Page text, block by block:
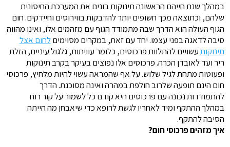
במהלך שנת חייהם הראשונה תינוקות בונים את המערכת החיסונית
שלהם, וכתוצאה מכך חשופים יותר להדבקות בווירוסים וחיידקים. חום
הגוף העולה הוא הדרך שבה מתמודד הגוף עם מזהמים אלו, ואינו מהווה
סיבה לדאגה בפני עצמו. יחד עם זאת, במקרים מסוימיםלחום אצל
תינוקותעשויים להתלוות פרכוסים, כלומר עוויתות, גלגול עיניים, הזלת
ריר ועד לאובדן הכרה. פרכוסים אלו נפוצים בעיקר בקרב תינוקות
ופעוטות מתחת לגיל שלוש. על אף שהמראה עשוי להיות מלחיץ, פרכוסי
חום הינם תופעה שלרוב חולפת במהרה ואינה מסוכנת. הדרך
להתמודדות נכונה עם פרכוסים היא קודם כל לשמור על קור רוח
במהלך ההתקף ומיד לאחריו לגשת לרופא כדי שיאבחן מה הייתה
הסיבה להתקף.
איך מזהים פרכוסי חום?